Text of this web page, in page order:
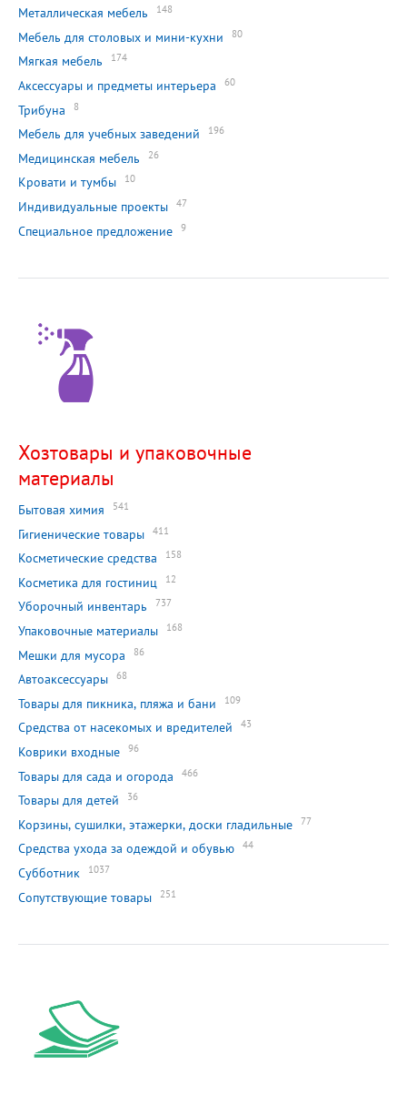
Металлическая мебель 148
Мебель для столовых и мини-кухни 80
Мягкая мебель 174
Аксессуары и предметы интерьера 60
Трибуна 8
Мебель для учебных заведений 196
Медицинская мебель 26
Кровати и тумбы 10
Индивидуальные проекты 47
Специальное предложение 9
Хозтовары и упаковочные
материалы
Бытовая химия 541
Гигиенические товары 411
Косметические средства 158
Косметика для гостиниц 12
Уборочный инвентарь 737
Упаковочные материалы 168
Мешки для мусора 86
Автоаксессуары 68
Товары для пикника, пляжа и бани 109
Средства от насекомых и вредителей 43
Коврики входные 96
Товары для сада и огорода 466
Товары для детей 36
Корзины, сушилки, этажерки, доски гладильные 77
Средства ухода за одеждой и обувью 44
Субботник 1037
Сопутствующие товары 251